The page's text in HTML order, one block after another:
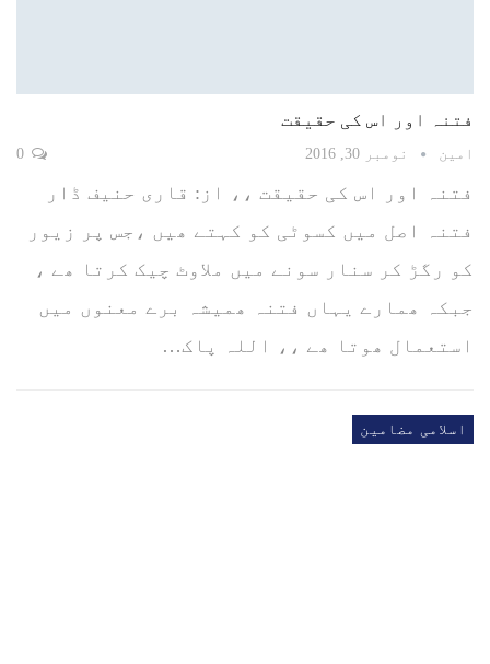
فتنہ اور اس کی حقیقت
امین نومبر 30, 2016
فتنہ اور اس کی حقیقت ،، از: قاری حنیف ڈار
فتنہ اصل میں کسوٹی کو کہتے ھیں ،جس پر زیور
کو رگڑ کر سنار سونے میں ملاوٹ چیک کرتا ھے ،
جبکہ ھمارے یہاں فتنہ ھمیشہ برے معنوں میں
استعمال ھوتا ھے ،، اللہ پاک…
اسلامی مضامین